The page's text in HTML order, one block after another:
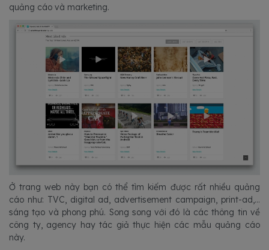
quảng cáo và marketing.
Ở trang web này bạn có thể tìm kiếm được rất nhiều quảng
cáo như: TVC, digital ad, advertisement campaign, print-ad,...
sáng tạo và phong phú. Song song với đó là các thông tin về
công ty, agency hay tác giả thực hiện các mẫu quảng cáo
này.